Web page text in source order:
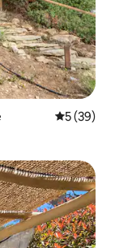
Prosječna
5 (39)
gosti”